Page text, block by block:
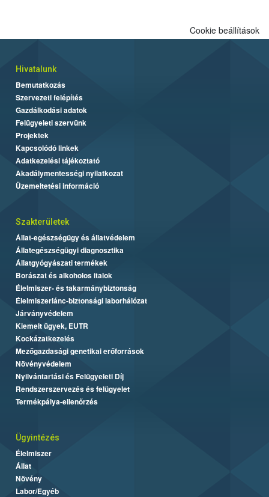
Cookie beállítások
Hivatalunk
Bemutatkozás
Szervezeti felépítés
Gazdálkodási adatok
Felügyeleti szervünk
Projektek
Kapcsolódó linkek
Adatkezelési tájékoztató
Akadálymentességi nyilatkozat
Üzemeltetési információ
Szakterületek
Állat-egészségügy és állatvédelem
Állategészségügyi diagnosztika
Állatgyógyászati termékek
Borászat és alkoholos italok
Élelmiszer- és takarmánybiztonság
Élelmiszerlánc-biztonsági laborhálózat
Járványvédelem
Kiemelt ügyek, EUTR
Kockázatkezelés
Mezőgazdasági genetikai erőforrások
Növényvédelem
Nyilvántartási és Felügyeleti Díj
Rendszerszervezés és felügyelet
Termékpálya-ellenőrzés
Ügyintézés
Élelmiszer
Állat
Növény
Labor/Egyéb